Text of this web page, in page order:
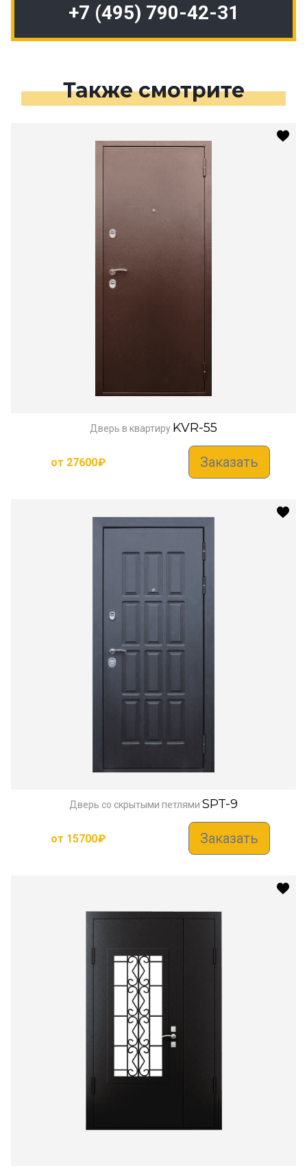
+7 (495) 790-42-31
Также смотрите
Дверь в квартиру KVR-55
от 27600₽ Заказать
Дверь со скрытыми петлями SPT-9
от 15700₽ Заказать